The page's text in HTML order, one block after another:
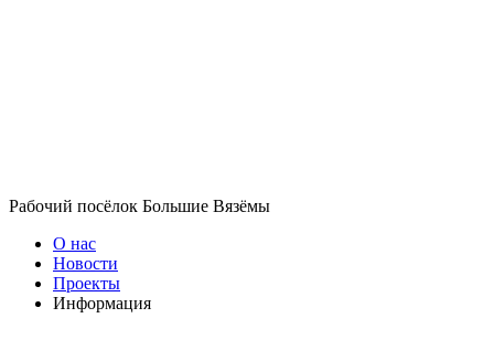
Рабочий посёлок Большие Вязёмы
О нас
Новости
Проекты
Информация